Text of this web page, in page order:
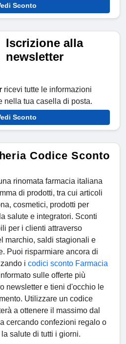
Sconto
Iscrizione alla
newsletter
ricevi tutte le informazioni
nella tua casella di posta.
Sconto
Codice Sconto
rinomata farmacia italiana
di prodotti, tra cui articoli
cosmetici, prodotti per
salute e integratori. Sconti
per i clienti attraverso
marchio, saldi stagionali e
Puoi risparmiare ancora di
i codici sconto Farmacia
sulle offerte più
newsletter e tieni d'occhio le
Utilizzare un codice
a ottenere il massimo dal
cercando confezioni regalo o
salute di tutti i giorni.